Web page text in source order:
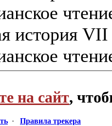
история
на сайт,
· Правила трекера